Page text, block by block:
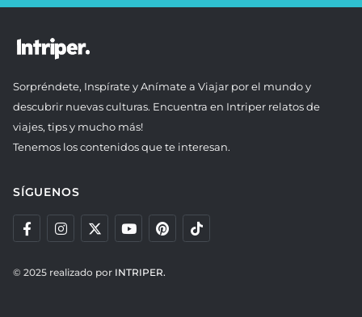
Sorpréndete, Inspírate y Anímate a Viajar por el mundo y
descubrir nuevas culturas. Encuentra en Intriper relatos de
viajes, tips y mucho más!
Tenemos los contenidos que te interesan.
SÍGUENOS
© 2025 realizado por INTRIPER.